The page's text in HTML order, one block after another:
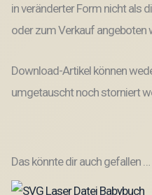
in veränderter Form nicht als
oder zum Verkauf angeboten
Download-Artikel können
umgetauscht noch storniert
Das könnte dir auch gefallen …